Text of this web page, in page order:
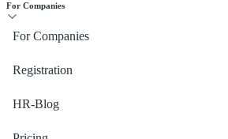
For Companies
For Companies
Registration
HR-Blog